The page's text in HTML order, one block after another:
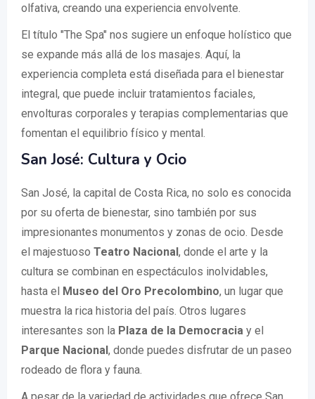
olfativa, creando una experiencia envolvente.
El título "The Spa" nos sugiere un enfoque holístico que
se expande más allá de los masajes. Aquí, la
experiencia completa está diseñada para el bienestar
integral, que puede incluir tratamientos faciales,
envolturas corporales y terapias complementarias que
fomentan el equilibrio físico y mental.
San José: Cultura y Ocio
San José, la capital de Costa Rica, no solo es conocida
por su oferta de bienestar, sino también por sus
impresionantes monumentos y zonas de ocio. Desde
el majestuoso Teatro Nacional, donde el arte y la
cultura se combinan en espectáculos inolvidables,
hasta el Museo del Oro Precolombino, un lugar que
muestra la rica historia del país. Otros lugares
interesantes son la Plaza de la Democracia y el
Parque Nacional, donde puedes disfrutar de un paseo
rodeado de flora y fauna.